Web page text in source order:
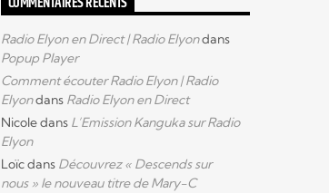
Radio Elyon en Direct | Radio Elyondans
Popup Player
Comment écouter Radio Elyon | Radio
Elyondans Radio Elyon en Direct
Nicoledans L’Emission Kanguka sur Radio
Elyon
Loïcdans Découvrez « Descends sur
nous » le nouveau titre de Mary-C